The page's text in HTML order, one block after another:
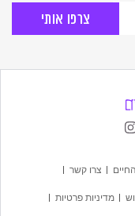
צרו קשר
מדיניות פרטיות